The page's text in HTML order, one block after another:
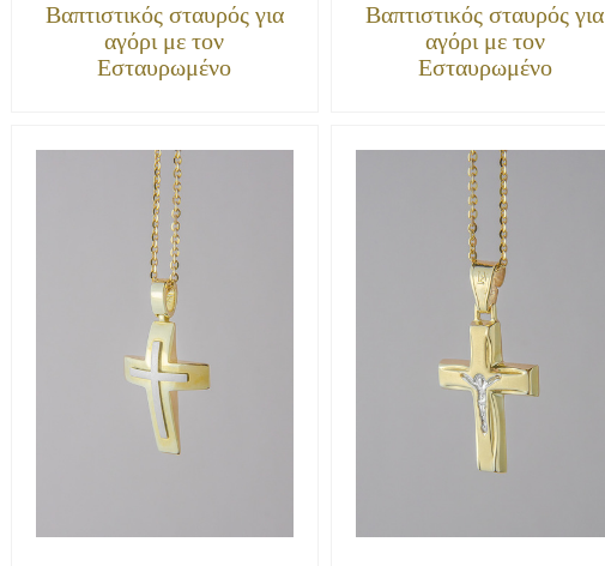
Βαπτιστικός σταυρός για
αγόρι με τον
Εσταυρωμένο
Βαπτιστικός σταυρός για
αγόρι με τον
Εσταυρωμένο